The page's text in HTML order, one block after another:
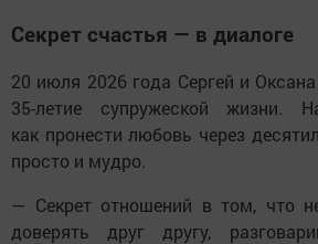
Секрет счастья — в диалоге
20 июля 2026 года Сергей и
35-летие супружеской
как пронести любовь через
просто и мудро.
— Секрет отношений в том, что
доверять друг другу,